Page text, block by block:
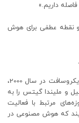
داریم.»
بسیار مهم و نقطه عطفی برای هوش
گیتس از زمان کناره‌گیری از سمت مدیرعاملی مایکروسافت در سال 2000،
و ملیندا گیتس را به
مرتبط با فعالیت
که هوش مصنوعی در